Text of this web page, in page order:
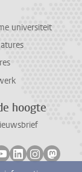
universiteit
hoogte
op bluesky
ons op facebook
Volg ons op
Volg ons op
Volg ons
Volg